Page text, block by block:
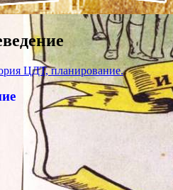
ЦДТ, планирование.